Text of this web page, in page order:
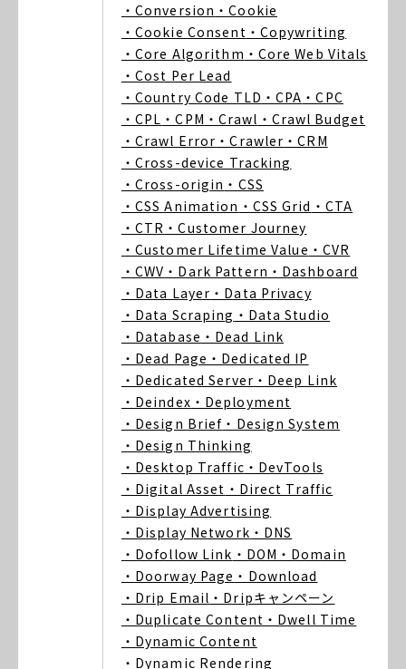
・Conversion ・Cookie
・Cookie Consent ・Copywriting
・Core Algorithm ・Core Web Vitals
・Cost Per Lead
・Country Code TLD ・CPA ・CPC
・CPL ・CPM ・Crawl ・Crawl Budget
・Crawl Error ・Crawler ・CRM
・Cross-device Tracking
・Cross-origin ・CSS
・CSS Animation ・CSS Grid ・CTA
・CTR ・Customer Journey
・Customer Lifetime Value ・CVR
・CWV ・Dark Pattern ・Dashboard
・Data Layer ・Data Privacy
・Data Scraping ・Data Studio
・Database ・Dead Link
・Dead Page ・Dedicated IP
・Dedicated Server ・Deep Link
・Deindex ・Deployment
・Design Brief ・Design System
・Design Thinking
・Desktop Traffic ・DevTools
・Digital Asset ・Direct Traffic
・Display Advertising
・Display Network ・DNS
・Dofollow Link ・DOM ・Domain
・Doorway Page ・Download
・Drip Email ・Dripキャンペーン
・Duplicate Content ・Dwell Time
・Dynamic Content
・Dynamic Rendering